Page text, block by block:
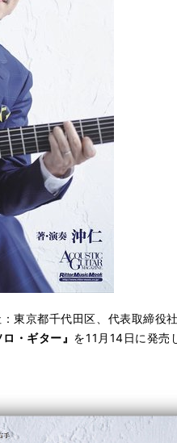
東京都千代田区、代表取締役
・ギター』 を11月14日に発売